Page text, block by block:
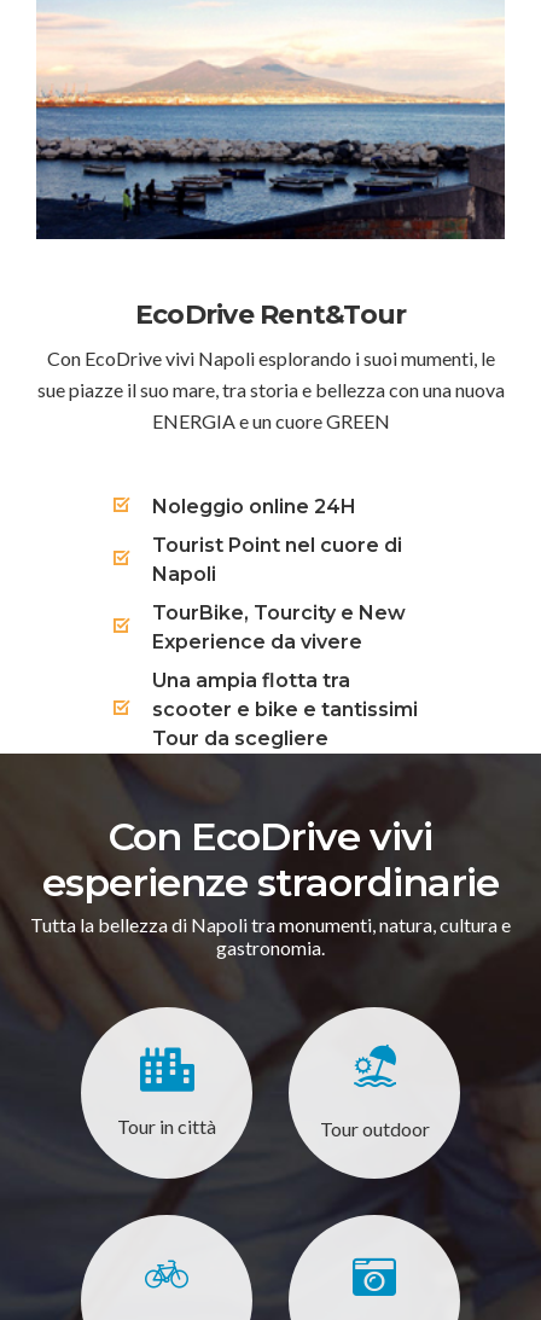
EcoDrive Rent&Tour
Con EcoDrive vivi Napoli esplorando i suoi mumenti, le
sue piazze il suo mare, tra storia e bellezza con una nuova
ENERGIA e un cuore GREEN
Noleggio online 24H
Tourist Point nel cuore di
Napoli
TourBike, Tourcity e New
Experience da vivere
Una ampia flotta tra
scooter e bike e tantissimi
Tour da scegliere
Con EcoDrive vivi
esperienze straordinarie
Tutta la bellezza di Napoli tra monumenti, natura, cultura e
gastronomia.
Tour in città Tour outdoor